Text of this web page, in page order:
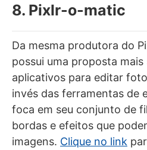
8. Pixlr-o-matic
Da mesma produtora do
possui uma proposta
aplicativos para editar
invés das ferramentas de
foca em seu conjunto de
bordas e efeitos que
imagens. Clique no link